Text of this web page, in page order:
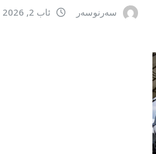
سەرنوسەر ئاب 2, 2026